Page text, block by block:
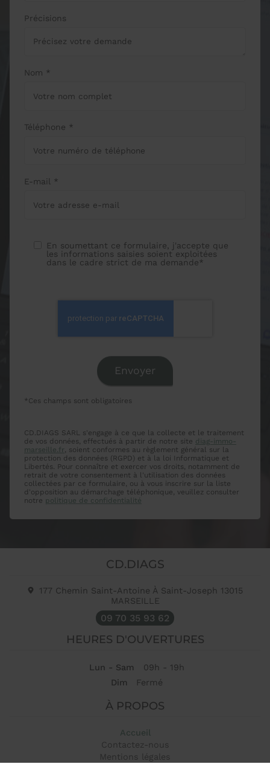
Précisions
Nom *
Téléphone *
E-mail *
En soumettant ce formulaire, j'accepte que
les informations saisies soient exploitées
dans le cadre strict de ma demande*
*Ces champs sont obligatoires
CD.DIAGS SARL s'engage à ce que la collecte et le traitement
de vos données, effectués à partir de notre site diag-immo-
marseille.fr, soient conformes au règlement général sur la
protection des données (RGPD) et à la loi Informatique et
Libertés. Pour connaître et exercer vos droits, notamment de
retrait de votre consentement à l'utilisation des données
collectées par ce formulaire, ou à vous inscrire sur la liste
d'opposition au démarchage téléphonique, veuillez consulter
notre politique de confidentialité
CD.DIAGS
177 Chemin Saint-Antoine À Saint-Joseph 13015
MARSEILLE
09 70 35 93 62
HEURES D'OUVERTURES
Lun - Sam
09h - 19h
Dim
Fermé
À PROPOS
Accueil
Contactez-nous
Mentions légales